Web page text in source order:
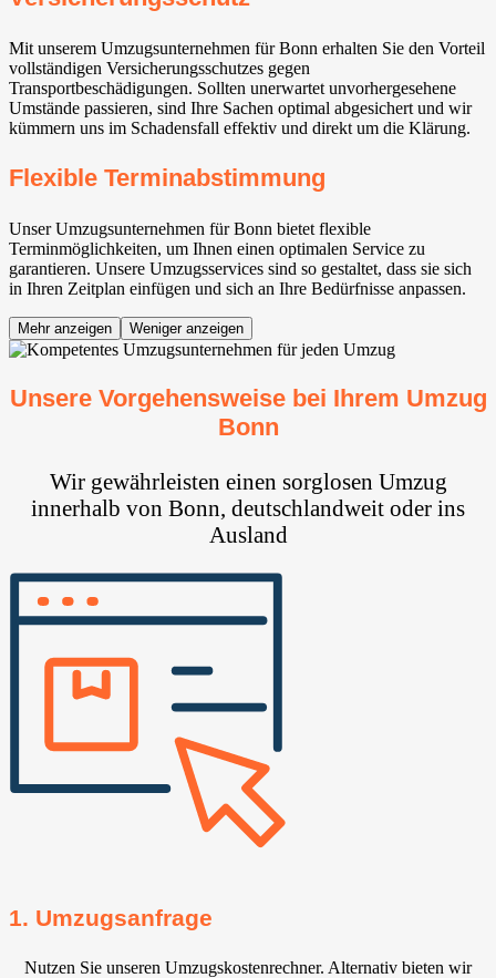
Mit unserem Umzugsunternehmen für Bonn erhalten Sie den Vorteil
vollständigen Versicherungsschutzes gegen
Transportbeschädigungen. Sollten unerwartet unvorhergesehene
Umstände passieren, sind Ihre Sachen optimal abgesichert und wir
kümmern uns im Schadensfall effektiv und direkt um die Klärung.
Flexible Terminabstimmung
Unser Umzugsunternehmen für Bonn bietet flexible
Terminmöglichkeiten, um Ihnen einen optimalen Service zu
garantieren. Unsere Umzugsservices sind so gestaltet, dass sie sich
in Ihren Zeitplan einfügen und sich an Ihre Bedürfnisse anpassen.
Mehr anzeigen Weniger anzeigen
Unsere Vorgehensweise bei Ihrem Umzug
Bonn
Wir gewährleisten einen sorglosen Umzug
innerhalb von Bonn, deutschlandweit oder ins
Ausland
1. Umzugsanfrage
Nutzen Sie unseren Umzugskostenrechner. Alternativ bieten wir